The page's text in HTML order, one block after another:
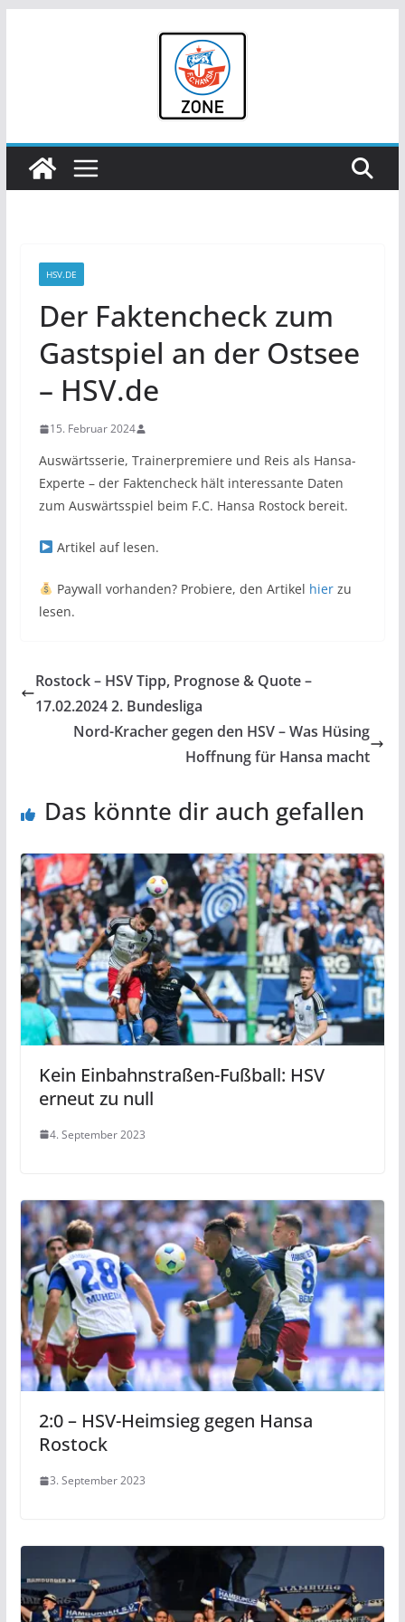
HSV.DE
Der Faktencheck zum
Gastspiel an der Ostsee
– HSV.de
15. Februar 2024
Auswärtsserie, Trainerpremiere und Reis als Hansa-
Experte – der Faktencheck hält interessante Daten
zum Auswärtsspiel beim F.C. Hansa Rostock bereit.
Artikel auf lesen.
Paywall vorhanden? Probiere, den Artikel hierzu
lesen.
Rostock – HSV Tipp, Prognose & Quote –
17.02.2024 2. Bundesliga
Nord-Kracher gegen den HSV – Was Hüsing
Hoffnung für Hansa macht
Das könnte dir auch gefallen
Kein Einbahnstraßen-Fußball: HSV
erneut zu null
4. September 2023
2:0 – HSV-Heimsieg gegen Hansa
Rostock
3. September 2023